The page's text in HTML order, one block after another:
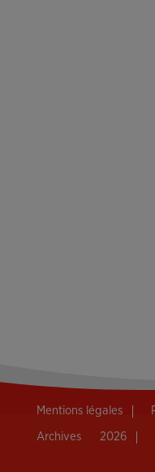
Mentions légales
Archives 2026